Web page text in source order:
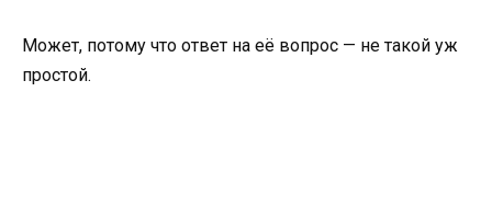
Может, потому что ответ на её вопрос — не такой уж
простой.